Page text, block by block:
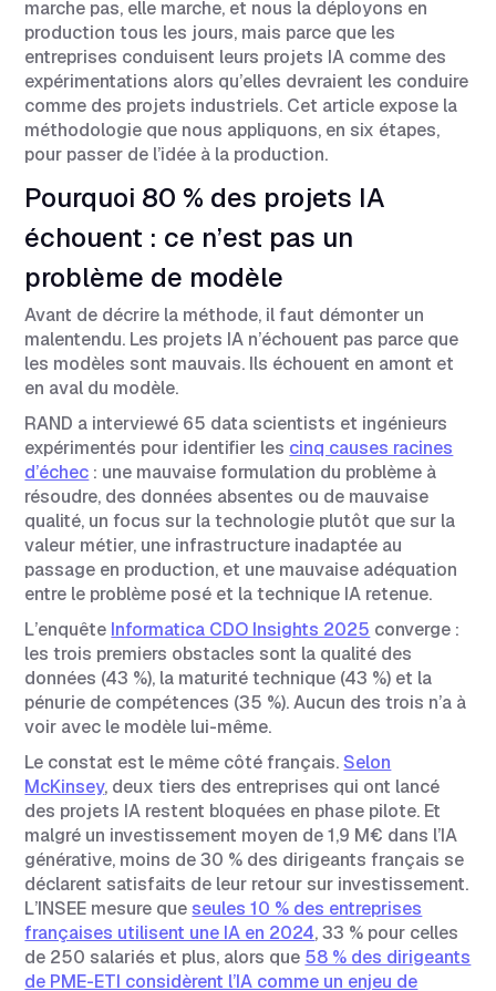
marche pas, elle marche, et nous la déployons en
production tous les jours, mais parce que les
entreprises conduisent leurs projets IA comme des
expérimentations alors qu’elles devraient les conduire
comme des projets industriels. Cet article expose la
méthodologie que nous appliquons, en six étapes,
pour passer de l’idée à la production.
Pourquoi 80 % des projets IA
échouent : ce n’est pas un
problème de modèle
Avant de décrire la méthode, il faut démonter un
malentendu. Les projets IA n’échouent pas parce que
les modèles sont mauvais. Ils échouent en amont et
en aval du modèle.
RAND a interviewé 65 data scientists et ingénieurs
expérimentés pour identifier les cinq causes racines
d’échec : une mauvaise formulation du problème à
résoudre, des données absentes ou de mauvaise
qualité, un focus sur la technologie plutôt que sur la
valeur métier, une infrastructure inadaptée au
passage en production, et une mauvaise adéquation
entre le problème posé et la technique IA retenue.
L’enquête Informatica CDO Insights 2025 converge :
les trois premiers obstacles sont la qualité des
données (43 %), la maturité technique (43 %) et la
pénurie de compétences (35 %). Aucun des trois n’a à
voir avec le modèle lui-même.
Le constat est le même côté français. Selon
McKinsey, deux tiers des entreprises qui ont lancé
des projets IA restent bloquées en phase pilote. Et
malgré un investissement moyen de 1,9 M€ dans l’IA
générative, moins de 30 % des dirigeants français se
déclarent satisfaits de leur retour sur investissement.
L’INSEE mesure queseules 10 % des entreprises
françaises utilisent une IA en 2024, 33 % pour celles
de 250 salariés et plus, alors que 58 % des dirigeants
de PME-ETI considèrent l’IA comme un enjeu de